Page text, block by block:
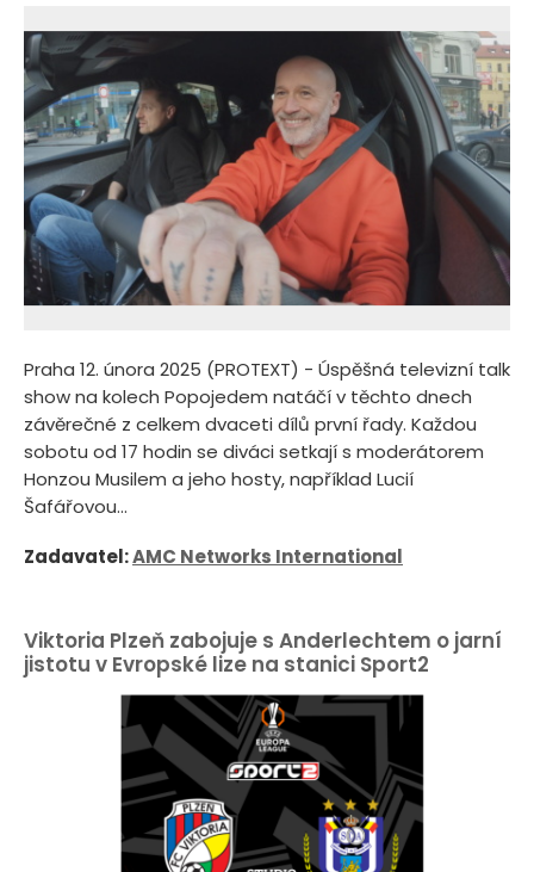
Praha 12. února 2025 (PROTEXT) - Úspěšná televizní talk
show na kolech Popojedem natáčí v těchto dnech
závěrečné z celkem dvaceti dílů první řady. Každou
sobotu od 17 hodin se diváci setkají s moderátorem
Honzou Musilem a jeho hosty, například Lucií
Šafářovou...
Zadavatel:AMC Networks International
Viktoria Plzeň zabojuje s Anderlechtem o jarní
jistotu v Evropské lize na stanici Sport2